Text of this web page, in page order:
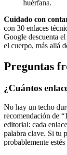
huérfana.
Cuidado con
con 30 enlaces
Google descuenta
el cuerpo, más allá
Preguntas
¿Cuántos
No hay un techo
recomendación de
editorial: cada
palabra clave. Si tu
probablemente